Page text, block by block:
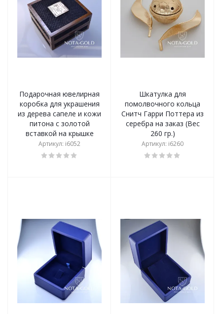
Подарочная ювелирная
коробка для украшения
из дерева сапеле и кожи
питона с золотой
вставкой на крышке
Артикул: i6052
Шкатулка для
помолвочного кольца
Снитч Гарри Поттера из
серебра на заказ (Вес
260 гр.)
Артикул: i6260